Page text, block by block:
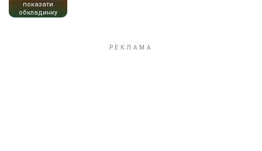
показати
обкладинку